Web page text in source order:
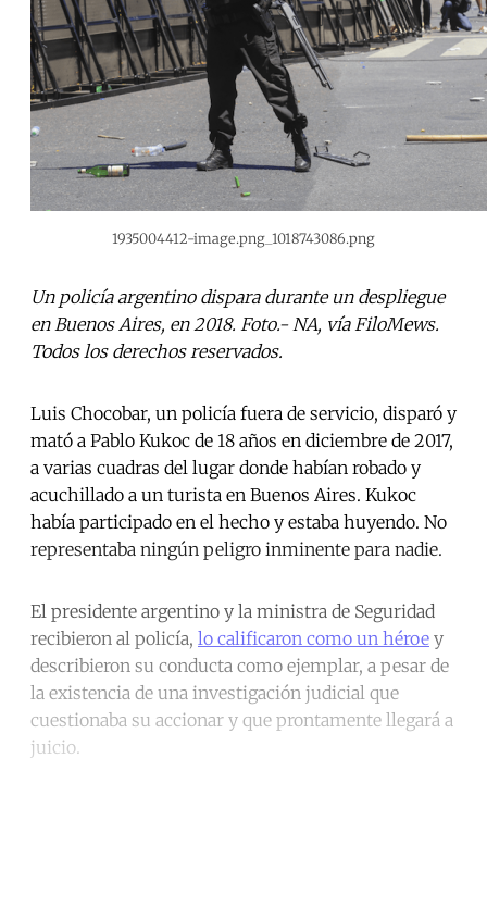
1935004412-image.png_1018743086.png
Un policía argentino dispara durante un despliegue
en Buenos Aires, en 2018. Foto.- NA, vía FiloMews.
Todos los derechos reservados.
Luis Chocobar, un policía fuera de servicio, disparó y
mató a Pablo Kukoc de 18 años en diciembre de 2017,
a varias cuadras del lugar donde habían robado y
acuchillado a un turista en Buenos Aires. Kukoc
había participado en el hecho y estaba huyendo. No
representaba ningún peligro inminente para nadie.
El presidente argentino y la ministra de Seguridad
recibieron al policía, lo calificaron como un héroe y
describieron su conducta como ejemplar, a pesar de
la existencia de una investigación judicial que
cuestionaba su accionar y que prontamente llegará a
juicio.